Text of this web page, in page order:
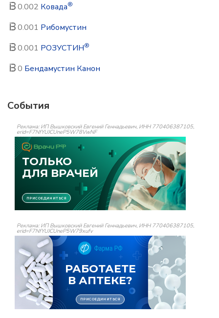
0.002 Ковада®
0.001 Рибомустин
0.001 РОЗУСТИН®
0 Бендамустин Канон
События
Реклама: ИП Вышковский Евгений Геннадьевич, ИНН 770406387105,
erid=F7NfYUJCUneP5W78VwNF
Реклама: ИП Вышковский Евгений Геннадьевич, ИНН 770406387105,
erid=F7NfYUJCUneP5W79xufv